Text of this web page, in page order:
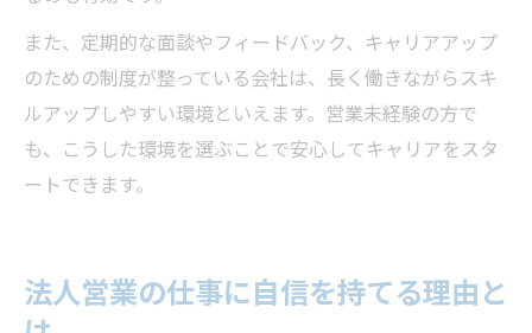
また、定期的な面談やフィードバック、キャリアアップ
のための制度が整っている会社は、長く働きながらスキ
ルアップしやすい環境といえます。営業未経験の方で
も、こうした環境を選ぶことで安心してキャリアをスタ
ートできます。
法人営業の仕事に自信を持てる理由と